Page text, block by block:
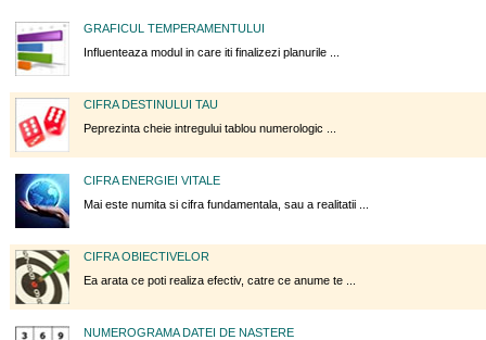
GRAFICUL TEMPERAMENTULUI
Influenteaza modul in care iti finalizezi planurile ...
CIFRA DESTINULUI TAU
Peprezinta cheie intregului tablou numerologic ...
CIFRA ENERGIEI VITALE
Mai este numita si cifra fundamentala, sau a realitatii ...
CIFRA OBIECTIVELOR
Ea arata ce poti realiza efectiv, catre ce anume te ...
NUMEROGRAMA DATEI DE NASTERE